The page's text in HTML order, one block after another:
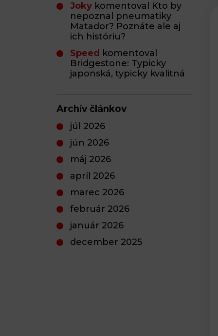
Jokykomentoval Kto by
nepoznal pneumatiky
Matador? Poznáte ale aj
ich históriu?
Speed komentoval
Bridgestone: Typicky
japonská, typicky kvalitná
Archív článkov
júl 2026
jún 2026
máj 2026
apríl 2026
marec 2026
február 2026
január 2026
december 2025